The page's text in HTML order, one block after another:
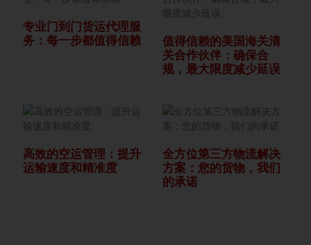
专业门到门货运代理服
务：每一步都值得信赖
值得信赖的美国海关清
关合作伙伴：确保合
规，最大限度减少延误
高效的空运管理：提升
运输速度和精准度
全方位第三方物流解决
方案：您的货物，我们
的承诺